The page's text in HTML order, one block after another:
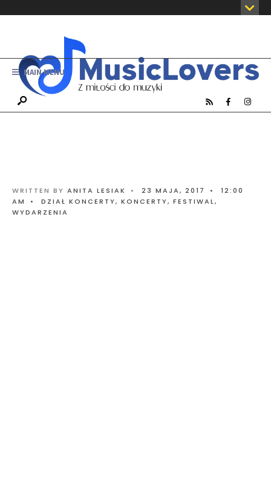
MAIN MENU
WRITTEN BY ANITA LESIAK • 23 MAJA, 2017 •
12:00
AM
• DZIAŁ KONCERTY, KONCERTY, FESTIWAL,
WYDARZENIA